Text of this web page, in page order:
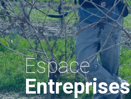
Espace
Entreprises